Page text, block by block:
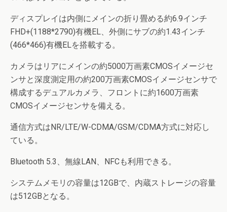
ディスプレイは内側にメインの折り畳める約6.9インチ
FHD+(1188*2790)有機EL、外側にサブの約1.43インチ
(466*466)有機ELを搭載する。
カメラはリアにメインの約5000万画素CMOSイメージセ
ンサと深度測定用の約200万画素CMOSイメージセンサで
構成するデュアルカメラ、フロントに約1600万画素
CMOSイメージセンサを備える。
通信方式はNR/LTE/W-CDMA/GSM/CDMA方式に対応し
ている。
Bluetooth 5.3、無線LAN、NFCも利用できる。
システムメモリの容量は12GBで、内蔵ストレージの容量
は512GBとなる。